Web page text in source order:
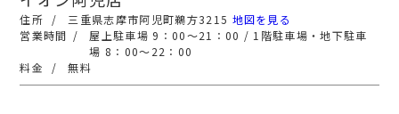
三重県志摩市阿児町鵜方3215 地図を見る
屋上駐車場 9：00～21：00 / 1階駐車場・地下駐車
場 8：00～22：00
無料